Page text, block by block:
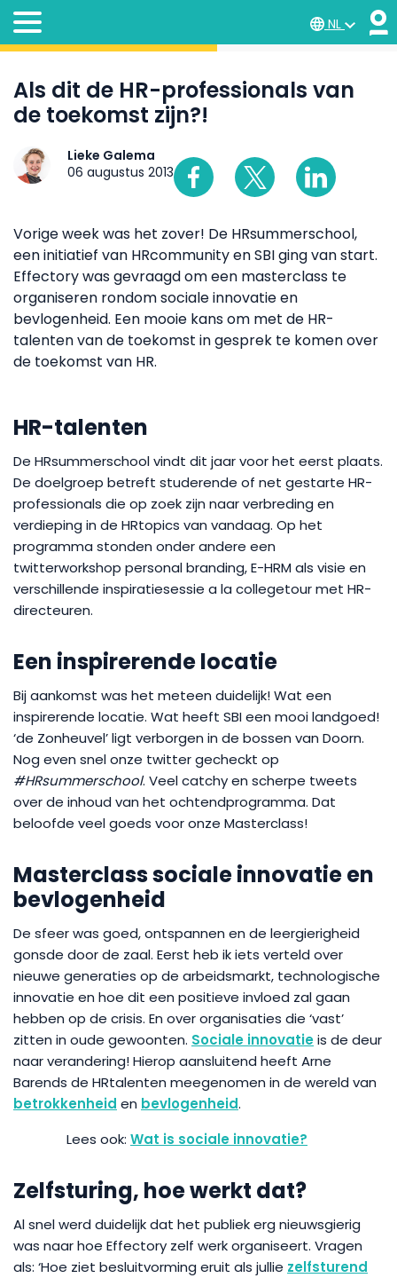
NL
Als dit de HR-professionals van
de toekomst zijn?!
Lieke Galema
06 augustus 2013
Vorige week was het zover! De HRsummerschool,
een initiatief van HRcommunity en SBI ging van start.
Effectory was gevraagd om een masterclass te
organiseren rondom sociale innovatie en
bevlogenheid. Een mooie kans om met de HR-
talenten van de toekomst in gesprek te komen over
de toekomst van HR.
HR-talenten
De HRsummerschool vindt dit jaar voor het eerst plaats.
De doelgroep betreft studerende of net gestarte HR-
professionals die op zoek zijn naar verbreding en
verdieping in de HRtopics van vandaag. Op het
programma stonden onder andere een
twitterworkshop personal branding, E-HRM als visie en
verschillende inspiratiesessie a la collegetour met HR-
directeuren.
Een inspirerende locatie
Bij aankomst was het meteen duidelijk! Wat een
inspirerende locatie. Wat heeft SBI een mooi landgoed!
‘de Zonheuvel’ ligt verborgen in de bossen van Doorn.
Nog even snel onze twitter gecheckt op
#HRsummerschool. Veel catchy en scherpe tweets
over de inhoud van het ochtendprogramma. Dat
beloofde veel goeds voor onze Masterclass!
Masterclass sociale innovatie en
bevlogenheid
De sfeer was goed, ontspannen en de leergierigheid
gonsde door de zaal. Eerst heb ik iets verteld over
nieuwe generaties op de arbeidsmarkt, technologische
innovatie en hoe dit een positieve invloed zal gaan
hebben op de crisis. En over organisaties die ‘vast’
zitten in oude gewoonten. Sociale innovatieis de deur
naar verandering! Hierop aansluitend heeft Arne
Barends de HRtalenten meegenomen in de wereld van
betrokkenheid en bevlogenheid.
Wat is sociale innovatie?
Zelfsturing, hoe werkt dat?
Al snel werd duidelijk dat het publiek erg nieuwsgierig
was naar hoe Effectory zelf werk organiseert. Vragen
als: ‘Hoe ziet besluitvorming eruit als jullie zelfsturend